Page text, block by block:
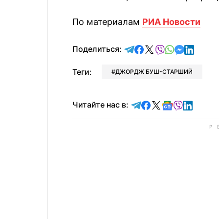
По материалам РИА Новости
Поделиться: отправить в Telegram
поделиться в
поделиться в X
отправить в
отправить
Теги: ДЖОРДЖ БУШ-СТАРШИЙ
Читайте нас в: Читайте в Telegram
Читайте в
Читайте в X
Читайте в
Читайте